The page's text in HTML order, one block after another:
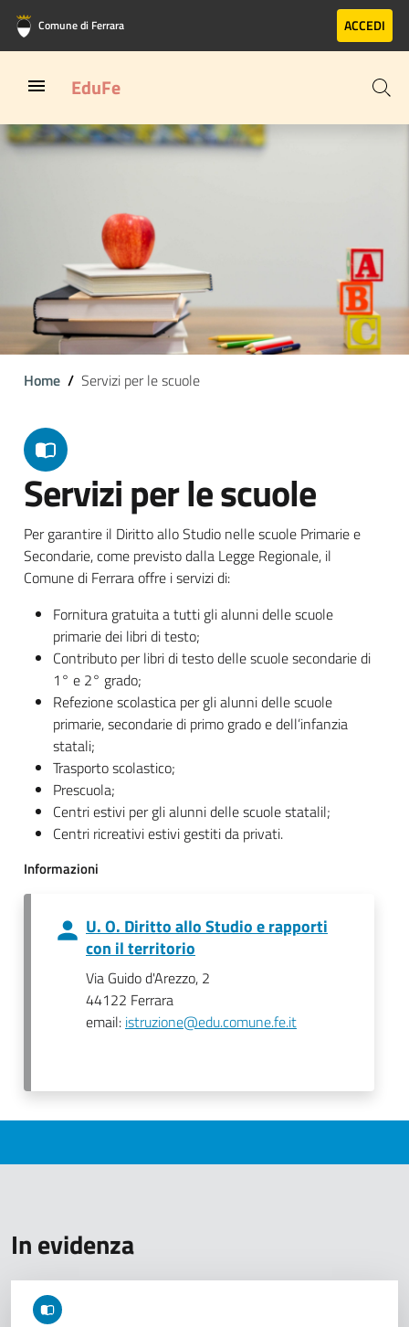
Vai al contenuto principale
Vai al footer
Comune di Ferrara ACCEDI
EduFe
Home Servizi per le scuole
Servizi per le scuole
Per garantire il Diritto allo Studio nelle scuole Primarie e
Secondarie, come previsto dalla Legge Regionale, il
Comune di Ferrara offre i servizi di:
Fornitura gratuita a tutti gli alunni delle scuole
primarie dei libri di testo;
Contributo per libri di testo delle scuole secondarie di
1° e 2° grado;
Refezione scolastica per gli alunni delle scuole
primarie, secondarie di primo grado e dell’infanzia
statali;
Trasporto scolastico;
Prescuola;
Centri estivi per gli alunni delle scuole statalil;
Centri ricreativi estivi gestiti da privati.
Informazioni
U. O. Diritto allo Studio e rapporti
con il territorio
Via Guido d'Arezzo, 2
44122 Ferrara
email: istruzione@edu.comune.fe.it
In evidenza